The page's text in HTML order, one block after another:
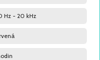
Hz - 20 kHz